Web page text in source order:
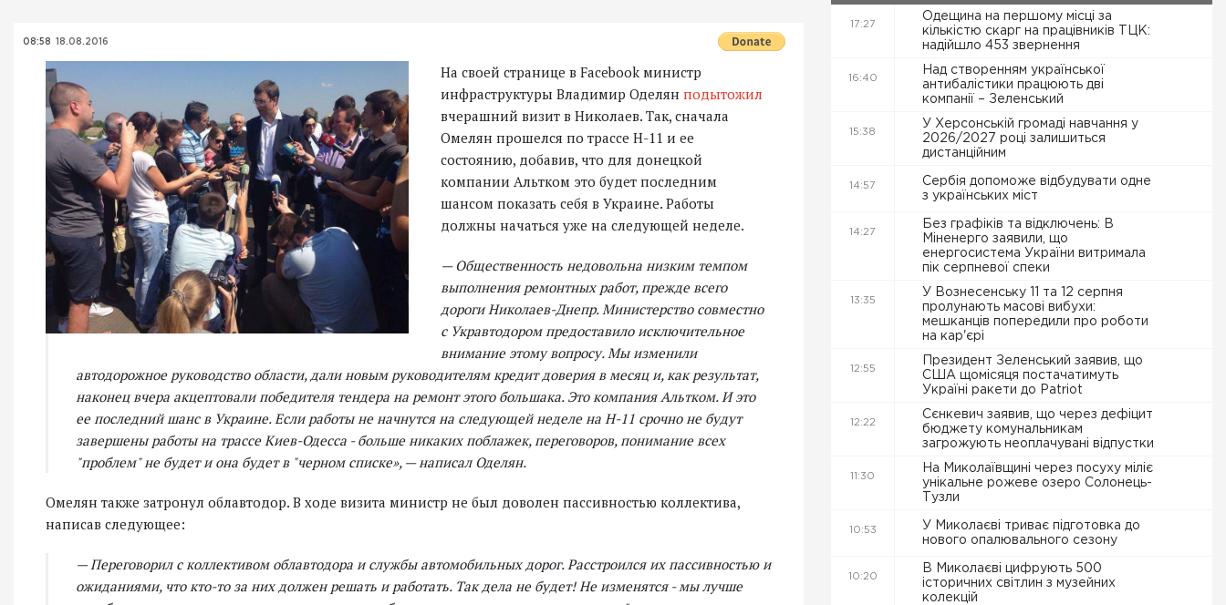
08:58 18.08.2016
На своей странице в Facebook министр
инфраструктуры Владимир Оделян подытожил
вчерашний визит в Николаев. Так, сначала
Омелян прошелся по трассе Н-11 и ее
состоянию, добавив, что для донецкой
компании Альтком это будет последним
шансом показать себя в Украине. Работы
должны начаться уже на следующей неделе.
— Общественность недовольна низким темпом
выполнения ремонтных работ, прежде всего
дороги Николаев-Днепр. Министерство совместно
с Укравтодором предоставило исключительное
внимание этому вопросу. Мы изменили
автодорожное руководство области, дали новым руководителям кредит доверия в месяц и, как результат,
наконец вчера акцептовали победителя тендера на ремонт этого большака. Это компания Альтком. И это
ее последний шанс в Украине. Если работы не начнутся на следующей неделе на Н-11 срочно не будут
завершены работы на трассе Киев-Одесса - больше никаких поблажек, переговоров, понимание всех
"проблем" не будет и она будет в "черном списке», — написал Оделян.
Омелян также затронул облавтодор. В ходе визита министр не был доволен пассивностью коллектива,
написав следующее:
— Переговорил с коллективом облавтодора и службы автомобильных дорог. Расстроился их пассивностью и
ожиданиями, что кто-то за них должен решать и работать. Так дела не будет! Не изменятся - мы лучше
17:27
Одещина на першому місці за
кількістю скарг на працівників ТЦК:
надійшло 453 звернення
16:40
Над створенням української
антибалістики працюють дві
компанії – Зеленський
15:38
У Херсонській громаді навчання у
2026/2027 році залишиться
дистанційним
14:57
Сербія допоможе відбудувати одне
з українських міст
14:27
Без графіків та відключень: В
Міненерго заявили, що
енергосистема України витримала
пік серпневої спеки
13:35
У Вознесенську 11 та 12 серпня
пролунають масові вибухи:
мешканців попередили про роботи
на кар'єрі
12:55
Президент Зеленський заявив, що
США щомісяця постачатимуть
Україні ракети до Patriot
12:22
Сєнкевич заявив, що через дефіцит
бюджету комунальникам
загрожують неоплачувані відпустки
11:30
На Миколаївщині через посуху міліє
унікальне рожеве озеро Солонець-
Тузли
10:53
У Миколаєві триває підготовка до
нового опалювального сезону
10:20
В Миколаєві цифрують 500
історичних світлин з музейних
колекцій